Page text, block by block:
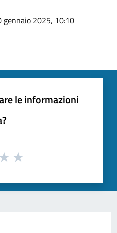
gennaio 2025, 10:10
le informazioni